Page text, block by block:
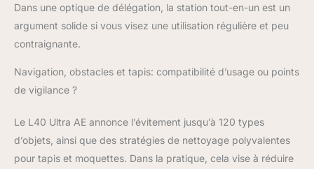
Dans une optique de délégation, la station tout-en-un est un
argument solide si vous visez une utilisation régulière et peu
contraignante.
Navigation, obstacles et tapis: compatibilité d’usage ou points
de vigilance ?
Le L40 Ultra AE annonce l’évitement jusqu’à 120 types
d’objets, ainsi que des stratégies de nettoyage polyvalentes
pour tapis et moquettes. Dans la pratique, cela vise à réduire